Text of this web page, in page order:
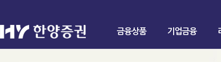
금융상품 기업금융